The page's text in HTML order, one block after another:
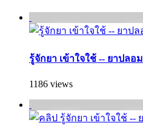
รู้จักยา เข้าใจใช้ -- ยาปลอม
1186 views